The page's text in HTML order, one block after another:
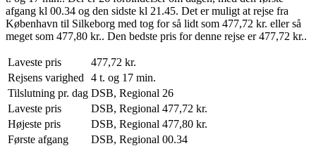
afgang kl 00.34 og den sidste kl 21.45. Det er muligt at rejse fra
København til Silkeborg med tog for så lidt som 477,72 kr. eller så
meget som 477,80 kr.. Den bedste pris for denne rejse er 477,72 kr..
Laveste pris
477,72 kr.
Rejsens varighed
4 t. og 17 min.
Tilslutning pr. dag DSB, Regional 26
Laveste pris
DSB, Regional 477,72 kr.
Højeste pris
DSB, Regional 477,80 kr.
Første afgang
DSB, Regional 00.34